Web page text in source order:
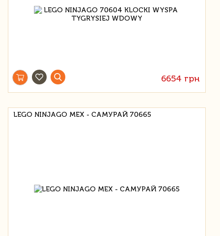
6654 грн
LEGO NINJAGO МЕХ - САМУРАЙ 70665